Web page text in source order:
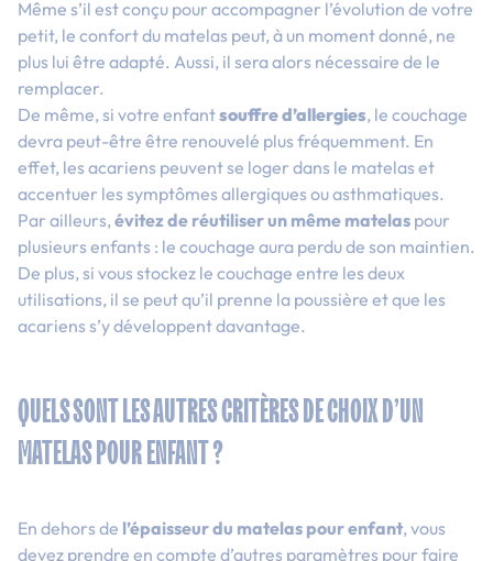
Même s’il est conçu pour accompagner l’évolution de votre
petit, le confort du matelas peut, à un moment donné, ne
plus lui être adapté. Aussi, il sera alors nécessaire de le
remplacer.
De même, si votre enfantsouffre d’allergies, le couchage
devra peut-être être renouvelé plus fréquemment. En
effet, les acariens peuvent se loger dans le matelas et
accentuer les symptômes allergiques ou asthmatiques.
Par ailleurs, évitez de réutiliser un même matelas pour
plusieurs enfants : le couchage aura perdu de son maintien.
De plus, si vous stockez le couchage entre les deux
utilisations, il se peut qu’il prenne la poussière et que les
acariens s’y développent davantage.
QUELS SONT LES AUTRES CRITÈRES DE CHOIX D’UN
MATELAS POUR ENFANT ?
En dehors de l’épaisseur du matelas pour enfant, vous
devez prendre en compte d’autres paramètres pour faire